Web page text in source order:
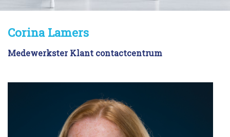
Corina Lamers
Corina Lamers
Medewerkster Klant contactcentrum